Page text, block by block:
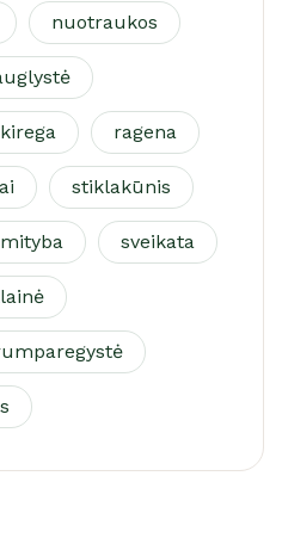
nuotraukos
ragena
stiklakūnis
sveikata